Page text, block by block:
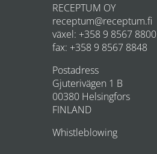
RECEPTUM OY
receptum@receptum.fi
växel: +358 9 8567 8800
fax: +358 9 8567 8848
Postadress
Gjuterivägen 1 B
00380 Helsingfors
FINLAND
Whistleblowing